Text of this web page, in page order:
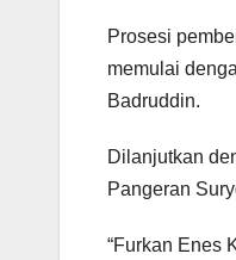
Prosesi
memulai
Badruddin.
Dilanjutkan
Pangeran
“Furkan Enes